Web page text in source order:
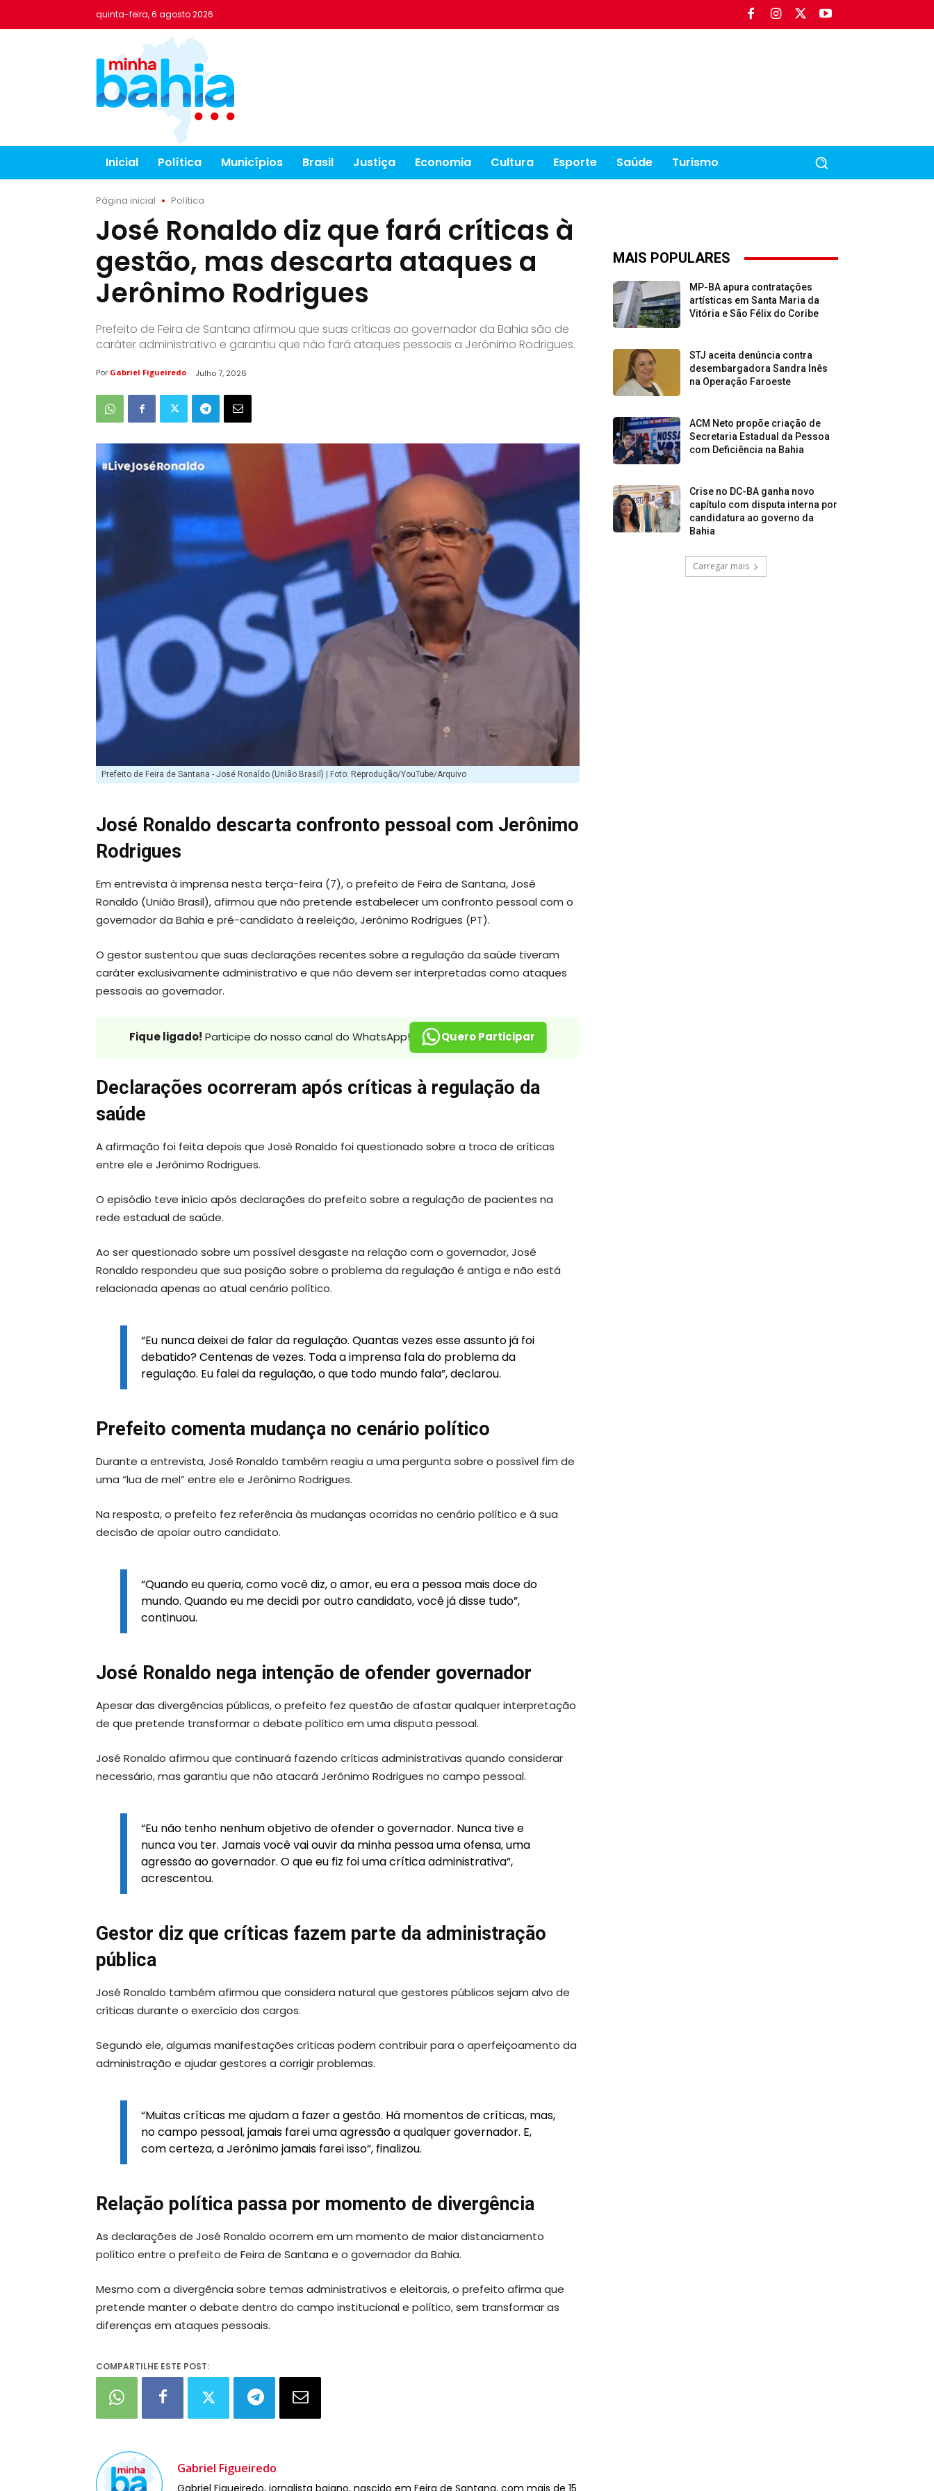
quinta-feira, 6 agosto 2026
Inicial Política Municípios Brasil Justiça Economia Cultura Esporte Saúde Turismo
Página inicial Política
José Ronaldo diz que fará críticas à
gestão, mas descarta ataques a
Jerônimo Rodrigues
Prefeito de Feira de Santana afirmou que suas críticas ao governador da Bahia são de
caráter administrativo e garantiu que não fará ataques pessoais a Jerônimo Rodrigues.
Por Gabriel Figueiredo Julho 7, 2026
Prefeito de Feira de Santana - José Ronaldo (União Brasil) | Foto: Reprodução/YouTube/Arquivo
José Ronaldo descarta confronto pessoal com Jerônimo
Rodrigues
Em entrevista à imprensa nesta terça-feira (7), o prefeito de Feira de Santana, José
Ronaldo (União Brasil), afirmou que não pretende estabelecer um confronto pessoal com o
governador da Bahia e pré-candidato à reeleição, Jerônimo Rodrigues (PT).
O gestor sustentou que suas declarações recentes sobre a regulação da saúde tiveram
caráter exclusivamente administrativo e que não devem ser interpretadas como ataques
pessoais ao governador.
Fique ligado! Participe do nosso canal do WhatsApp! Quero Participar
Declarações ocorreram após críticas à regulação da
saúde
A afirmação foi feita depois que José Ronaldo foi questionado sobre a troca de críticas
entre ele e Jerônimo Rodrigues.
O episódio teve início após declarações do prefeito sobre a regulação de pacientes na
rede estadual de saúde.
Ao ser questionado sobre um possível desgaste na relação com o governador, José
Ronaldo respondeu que sua posição sobre o problema da regulação é antiga e não está
relacionada apenas ao atual cenário político.
“Eu nunca deixei de falar da regulação. Quantas vezes esse assunto já foi
debatido? Centenas de vezes. Toda a imprensa fala do problema da
regulação. Eu falei da regulação, o que todo mundo fala”, declarou.
Prefeito comenta mudança no cenário político
Durante a entrevista, José Ronaldo também reagiu a uma pergunta sobre o possível fim de
uma “lua de mel” entre ele e Jerônimo Rodrigues.
Na resposta, o prefeito fez referência às mudanças ocorridas no cenário político e à sua
decisão de apoiar outro candidato.
“Quando eu queria, como você diz, o amor, eu era a pessoa mais doce do
mundo. Quando eu me decidi por outro candidato, você já disse tudo”,
continuou.
José Ronaldo nega intenção de ofender governador
Apesar das divergências públicas, o prefeito fez questão de afastar qualquer interpretação
de que pretende transformar o debate político em uma disputa pessoal.
José Ronaldo afirmou que continuará fazendo críticas administrativas quando considerar
necessário, mas garantiu que não atacará Jerônimo Rodrigues no campo pessoal.
“Eu não tenho nenhum objetivo de ofender o governador. Nunca tive e
nunca vou ter. Jamais você vai ouvir da minha pessoa uma ofensa, uma
agressão ao governador. O que eu fiz foi uma crítica administrativa”,
acrescentou.
Gestor diz que críticas fazem parte da administração
pública
José Ronaldo também afirmou que considera natural que gestores públicos sejam alvo de
críticas durante o exercício dos cargos.
Segundo ele, algumas manifestações críticas podem contribuir para o aperfeiçoamento da
administração e ajudar gestores a corrigir problemas.
“Muitas críticas me ajudam a fazer a gestão. Há momentos de críticas, mas,
no campo pessoal, jamais farei uma agressão a qualquer governador. E,
com certeza, a Jerônimo jamais farei isso”, finalizou.
Relação política passa por momento de divergência
As declarações de José Ronaldo ocorrem em um momento de maior distanciamento
político entre o prefeito de Feira de Santana e o governador da Bahia.
Mesmo com a divergência sobre temas administrativos e eleitorais, o prefeito afirma que
pretende manter o debate dentro do campo institucional e político, sem transformar as
diferenças em ataques pessoais.
COMPARTILHE ESTE POST:
Gabriel Figueiredo
Gabriel Figueiredo, jornalista baiano, nascido em Feira de Santana, com mais de 15
MAIS POPULARES
MP-BA apura contratações
artísticas em Santa Maria da
Vitória e São Félix do Coribe
STJ aceita denúncia contra
desembargadora Sandra Inês
na Operação Faroeste
ACM Neto propõe criação de
Secretaria Estadual da Pessoa
com Deficiência na Bahia
Crise no DC-BA ganha novo
capítulo com disputa interna por
candidatura ao governo da
Bahia
Carregar mais